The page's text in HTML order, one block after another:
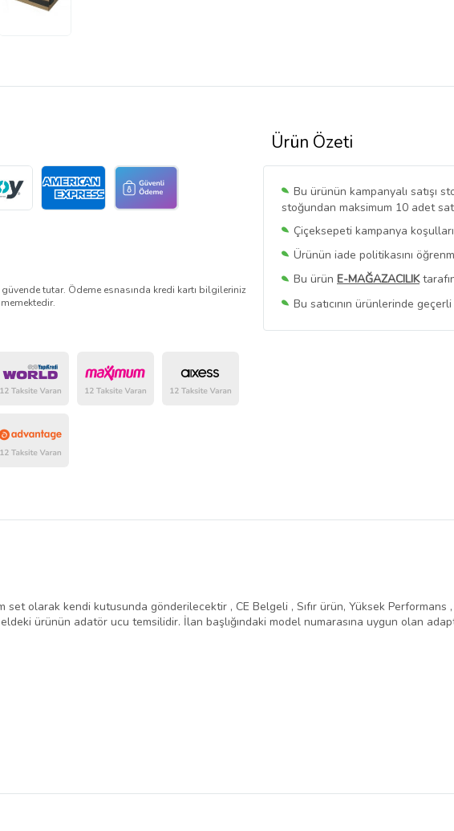
Ürün Özeti
Bu ürünün kampanyalı satışı
stoğundan maksimum 10 adet
Çiçeksepeti kampanya
Ürünün iade politikasını
Bu ürün E-MAĞAZACILIK
Bu satıcının ürünlerinde geçerli
Bu SatıcınınTüm Ürünlerini
tutar. Ödeme esnasında kredi kartı bilgileriniz
olarak kendi kutusunda gönderilecektir , CE Belgeli , Sıfır ürün, Yüksek Performans ,
ürünün adatör ucu temsilidir. İlan başlığındaki model numarasına uygun olan